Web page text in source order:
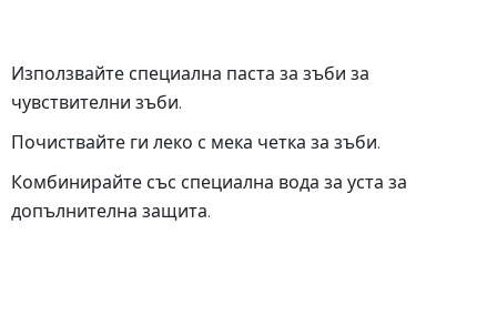
Използвайте специална паста за зъби за
чувствителни зъби.
Почиствайте ги леко с мека четка за зъби.
Комбинирайте със специална вода за уста за
допълнителна защита.